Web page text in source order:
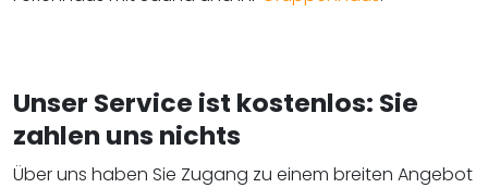
Unser Service ist kostenlos: Sie
zahlen uns nichts
Über uns haben Sie Zugang zu einem breiten Angebot